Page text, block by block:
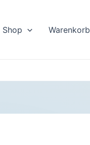
Shop Warenkorb